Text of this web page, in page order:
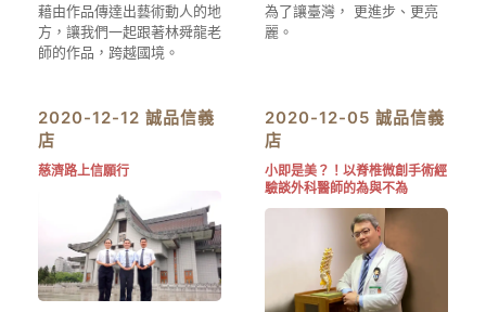
藉由作品傳達出藝術動人的地
方，讓我們一起跟著林舜龍老
師的作品，跨越國境。
為了讓臺灣， 更進步、更亮
麗。
2020-12-12 誠品信義
店
慈濟路上信願行
2020-12-05 誠品信義
店
小即是美？！以脊椎微創手術經
驗談外科醫師的為與不為